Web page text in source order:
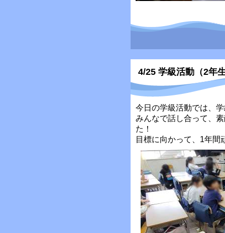
4/25 学級活動（2年
今日の学級活動では、
みんなで話し合って、
た！
目標に向かって、1年間